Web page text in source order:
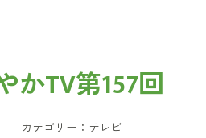
かTV第157回
カテゴリー： テレビ